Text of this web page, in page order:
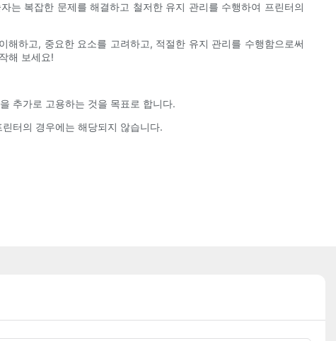
는 복잡한 문제를 해결하고 철저한 유지 관리를 수행하여 프린터의
하고, 중요한 요소를 고려하고, 적절한 유지 관리를 수행함으로써
해 보세요!
추가로 고용하는 것을 목표로 합니다.
터의 경우에는 해당되지 않습니다.